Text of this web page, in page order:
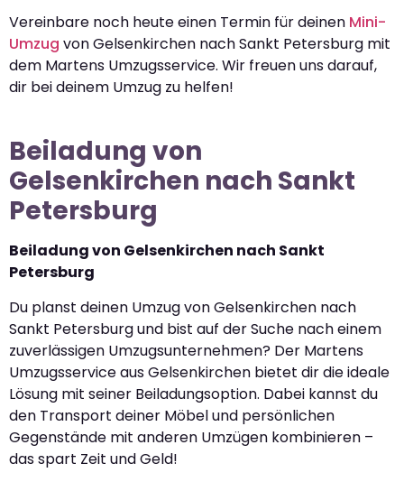
Vereinbare noch heute einen Termin für deinen Mini-
Umzug von Gelsenkirchen nach Sankt Petersburg mit
dem Martens Umzugsservice. Wir freuen uns darauf,
dir bei deinem Umzug zu helfen!
Beiladung von
Gelsenkirchen nach Sankt
Petersburg
Beiladung von Gelsenkirchen nach Sankt
Petersburg
Du planst deinen Umzug von Gelsenkirchen nach
Sankt Petersburg und bist auf der Suche nach einem
zuverlässigen Umzugsunternehmen? Der Martens
Umzugsservice aus Gelsenkirchen bietet dir die ideale
Lösung mit seiner Beiladungsoption. Dabei kannst du
den Transport deiner Möbel und persönlichen
Gegenstände mit anderen Umzügen kombinieren –
das spart Zeit und Geld!